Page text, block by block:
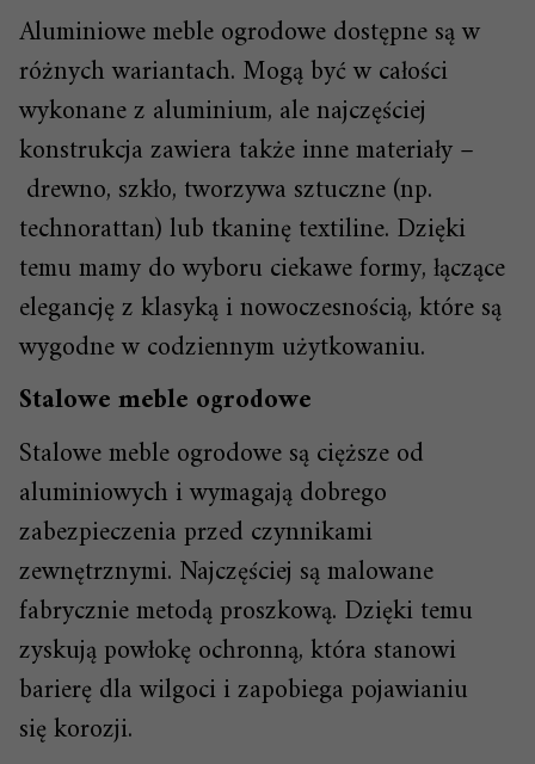
Aluminiowe meble ogrodowe dostępne są w
różnych wariantach. Mogą być w całości
wykonane z aluminium, ale najczęściej
konstrukcja zawiera także inne materiały –
drewno, szkło, tworzywa sztuczne (np.
technorattan) lub tkaninę textiline. Dzięki
temu mamy do wyboru ciekawe formy, łączące
elegancję z klasyką i nowoczesnością, które są
wygodne w codziennym użytkowaniu.
Stalowe meble ogrodowe
Stalowe meble ogrodowe są cięższe od
aluminiowych i wymagają dobrego
zabezpieczenia przed czynnikami
zewnętrznymi. Najczęściej są malowane
fabrycznie metodą proszkową. Dzięki temu
zyskują powłokę ochronną, która stanowi
barierę dla wilgoci i zapobiega pojawianiu
się korozji.